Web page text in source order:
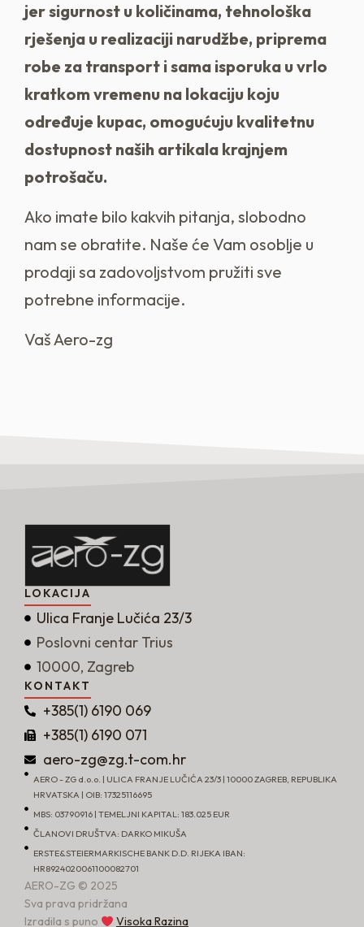
jer sigurnost u količinama, tehnološka
rješenja u realizaciji narudžbe, priprema
robe za transport i sama isporuka u vrlo
kratkom vremenu na lokaciju koju
određuje kupac, omogućuju kvalitetnu
dostupnost naših artikala krajnjem
potrošaču.
Ako imate bilo kakvih pitanja, slobodno
nam se obratite. Naše će Vam osoblje u
prodaji sa zadovoljstvom pružiti sve
potrebne informacije.
Vaš Aero-zg
LOKACIJA
Ulica Franje Lučića 23/3
Poslovni centar Trius
10000, Zagreb
KONTAKT
+385(1) 6190 069
+385(1) 6190 071
aero-zg@zg.t-com.hr
AERO - ZG d.o.o. | ULICA FRANJE LUČIĆA 23/3 | 10000 ZAGREB, REPUBLIKA
HRVATSKA | OIB: 17325116695
MBS: 03790916 | TEMELJNI KAPITAL: 183.025 EUR
ČLANOVI DRUŠTVA: DARKO MIKUŠA
ERSTE&STEIERMARKISCHE BANK D.D. RIJEKA IBAN:
HR8924020061100082701
AERO-ZG © 2025
Sva prava pridržana
Izradila s puno
Visoka Razina